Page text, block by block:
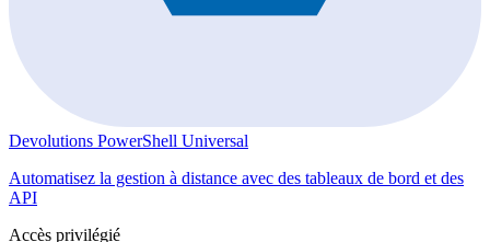
Devolutions PowerShell Universal
Automatisez la gestion à distance avec des tableaux de bord et des
API
Accès privilégié